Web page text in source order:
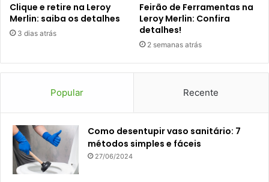
Clique e retire na Leroy
Merlin: saiba os detalhes
3 dias atrás
Feirão de Ferramentas na
Leroy Merlin: Confira
detalhes!
2 semanas atrás
Popular Recente
Como desentupir vaso sanitário: 7
métodos simples e fáceis
27/06/2024